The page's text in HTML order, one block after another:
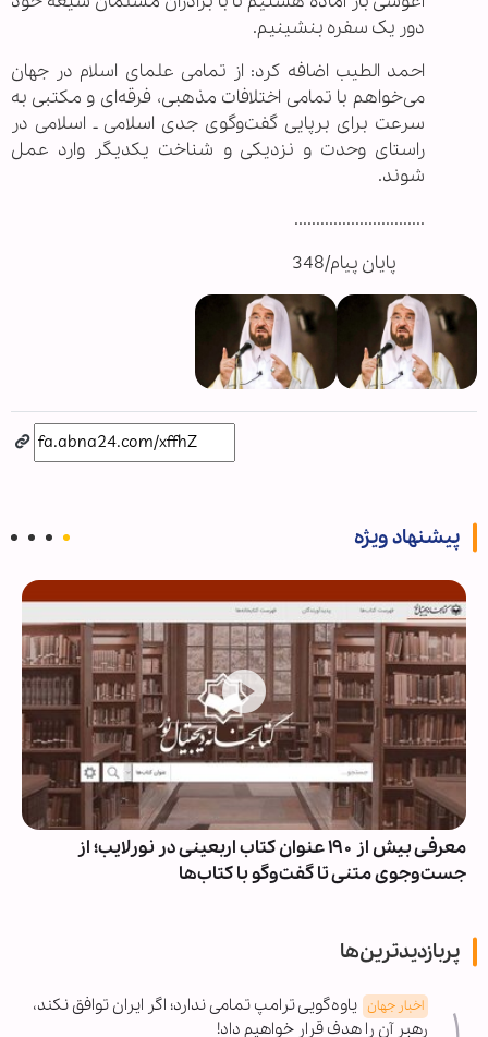
دور یک سفره بنشینیم.
احمد الطیب اضافه کرد: از تمامی علمای اسلام در جهان
می‌خواهم با تمامی اختلافات مذهبی، فرقه‌ای و مکتبی به
سرعت برای برپایی گفت‌وگوی جدی اسلامی ـ اسلامی در
راستای وحدت و نزدیکی و شناخت یکدیگر وارد عمل
شوند.
..............................
پایان پیام/348
پیشنهاد ویژه
معرفی بیش از ۱۹۰ عنوان کتاب اربعینی در نورلایب؛ از
جست‌وجوی متنی تا گفت‌وگو با کتاب‌ها
پربازدیدترین‌ها
اخبار جهان یاوه‌گویی ترامپ تمامی ندارد؛ اگر ایران توافق نکند،
رهبر آن را هدف قرار خواهیم داد!